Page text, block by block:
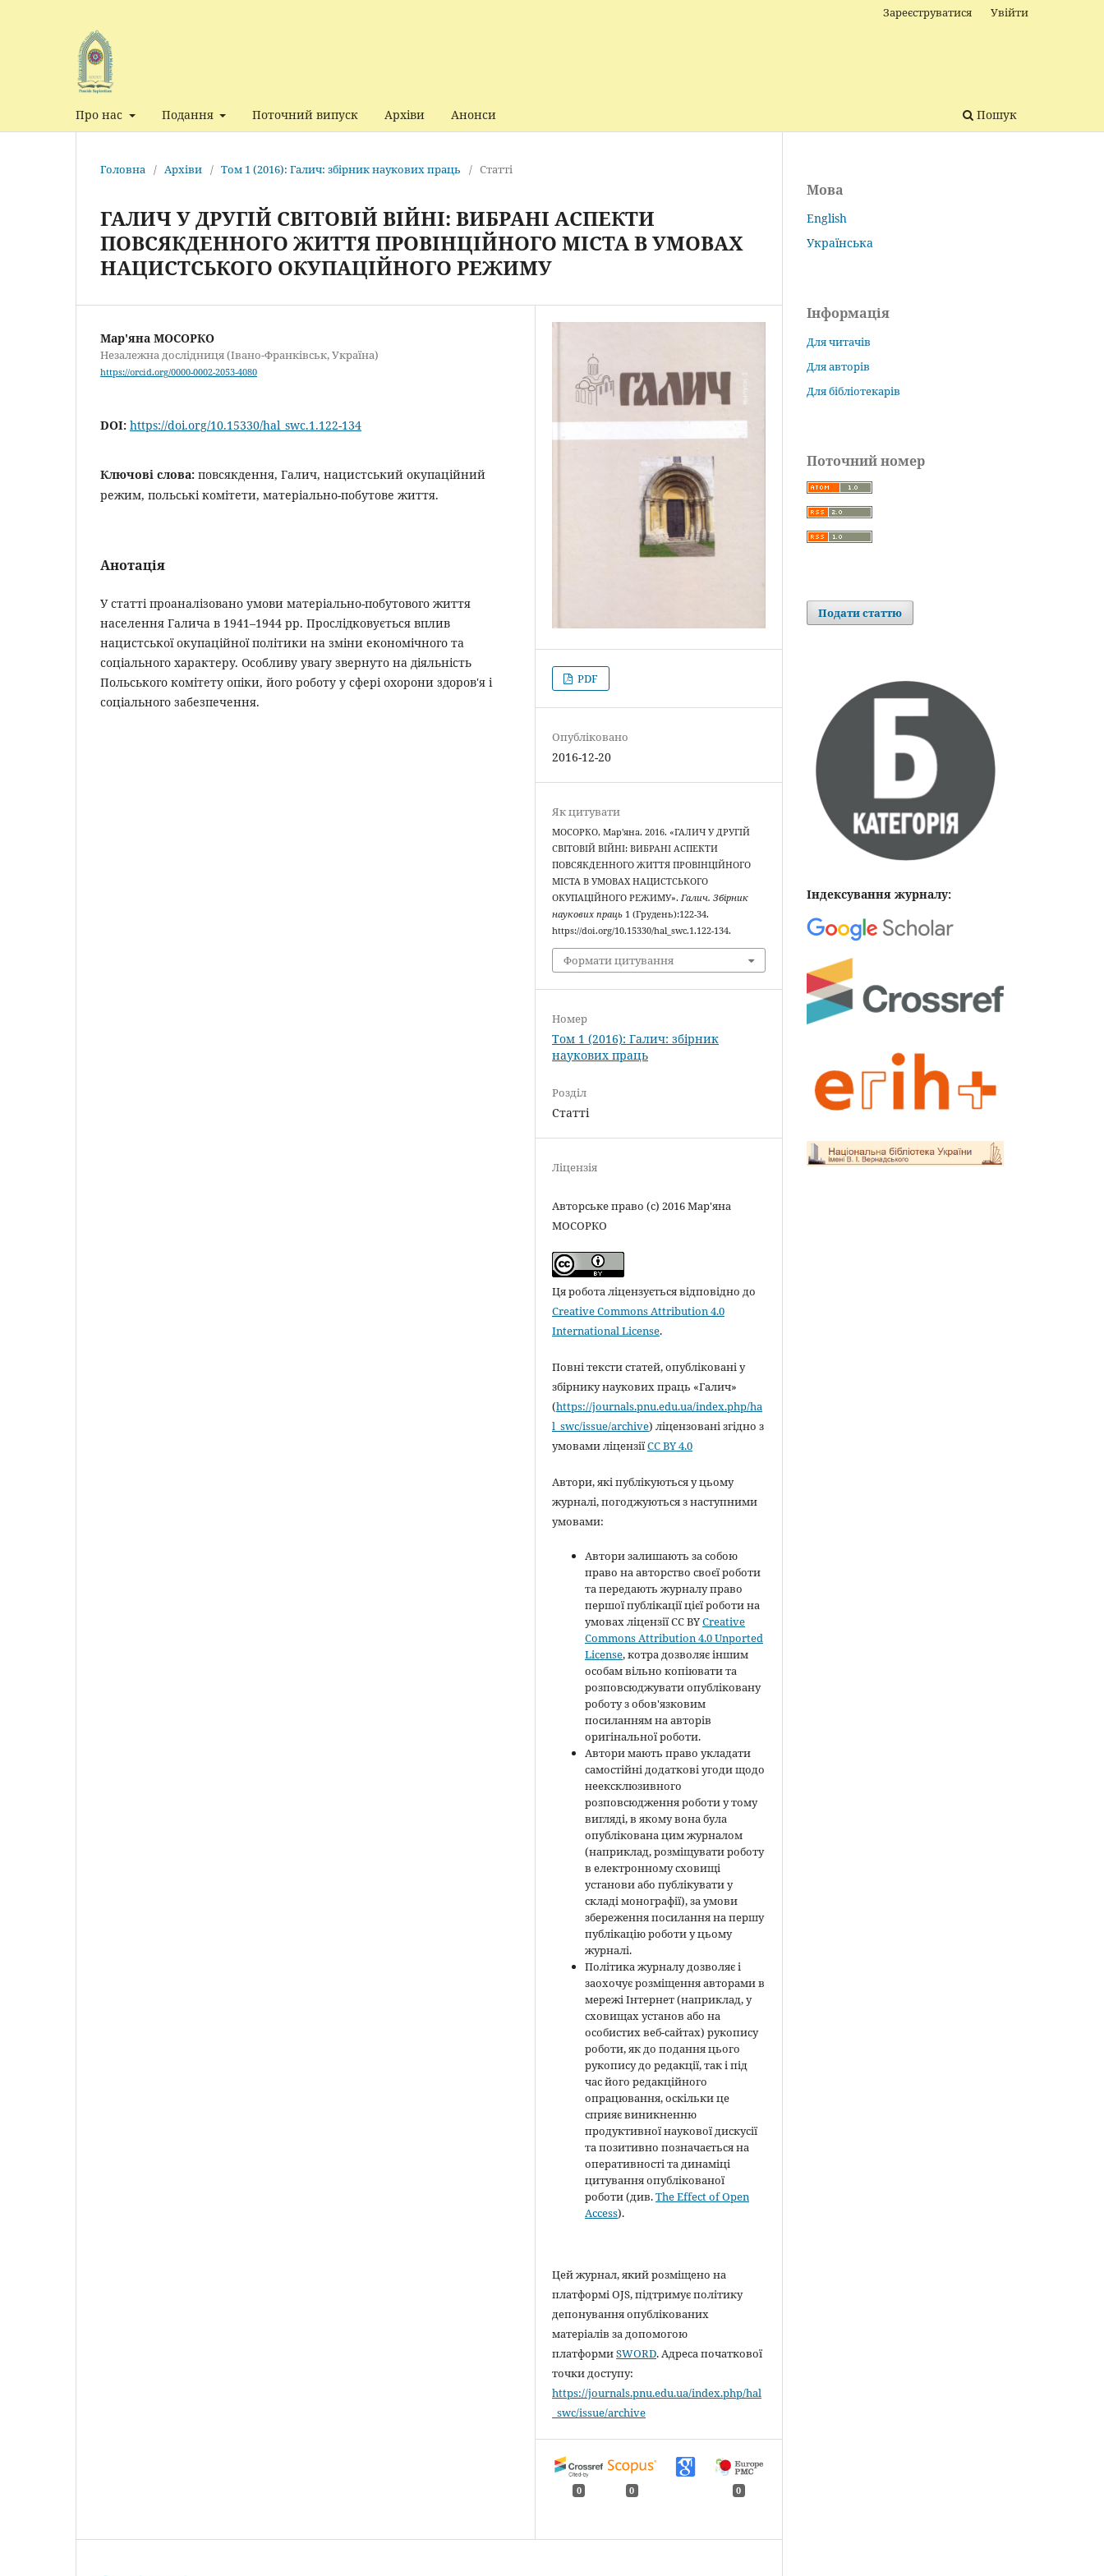
Про нас Подання Поточний випуск Архіви Анонси Пошук
Зареєструватися Увійти
Головна / Архіви / Том 1 (2016): Галич: збірник наукових праць / Статті
ГАЛИЧ У ДРУГІЙ СВІТОВІЙ ВІЙНІ: ВИБРАНІ АСПЕКТИ
ПОВСЯКДЕННОГО ЖИТТЯ ПРОВІНЦІЙНОГО МІСТА В УМОВАХ
НАЦИСТСЬКОГО ОКУПАЦІЙНОГО РЕЖИМУ
Мар'яна МОСОРКО
Незалежна дослідниця (Івано-Франківськ, Україна)
https://orcid.org/0000-0002-2053-4080
DOI: https://doi.org/10.15330/hal_swc.1.122-134
Ключові слова: повсякдення, Галич, нацистський окупаційний
режим, польські комітети, матеріально-побутове життя.
Анотація
У статті проаналізовано умови матеріально-побутового життя
населення Галича в 1941–1944 рр. Прослідковується вплив
нацистської окупаційної політики на зміни економічного та
соціального характеру. Особливу увагу звернуто на діяльність
Польського комітету опіки, його роботу у сфері охорони здоров'я і
соціального забезпечення.
PDF
Опубліковано
2016-12-20
Як цитувати
МОСОРКО, Мар'яна. 2016. «ГАЛИЧ У ДРУГІЙ
СВІТОВІЙ ВІЙНІ: ВИБРАНІ АСПЕКТИ
ПОВСЯКДЕННОГО ЖИТТЯ ПРОВІНЦІЙНОГО
МІСТА В УМОВАХ НАЦИСТСЬКОГО
ОКУПАЦІЙНОГО РЕЖИМУ».Галич. Збірник
наукових праць 1 (Грудень):122-34.
https://doi.org/10.15330/hal_swc.1.122-134.
Формати цитування
Номер
Том 1 (2016): Галич: збірник
наукових праць
Розділ
Статті
Ліцензія
Авторське право (c) 2016 Мар'яна
МОСОРКО
Ця робота ліцензується відповідно до
Creative Commons Attribution 4.0
International License.
Повні тексти статей, опубліковані у
збірнику наукових праць «Галич»
(https://journals.pnu.edu.ua/index.php/ha
l_swc/issue/archive) ліцензовані згідно з
умовами ліцензіїCC BY 4.0
Автори, які публікуються у цьому
журналі, погоджуються з наступними
умовами:
Автори залишають за собою
право на авторство своєї роботи
та передають журналу право
першої публікації цієї роботи на
умовах ліцензії CC BYCreative
Commons Attribution 4.0 Unported
License, котра дозволяє іншим
особам вільно копіювати та
розповсюджувати опубліковану
роботу з обов'язковим
посиланням на авторів
оригінальної роботи.
Автори мають право укладати
самостійні додаткові угоди щодо
неексклюзивного
розповсюдження роботи у тому
вигляді, в якому вона була
опублікована цим журналом
(наприклад, розміщувати роботу
в електронному сховищі
установи або публікувати у
складі монографії), за умови
збереження посилання на першу
публікацію роботи у цьому
журналі.
Політика журналу дозволяє і
заохочує розміщення авторами в
мережі Інтернет (наприклад, у
сховищах установ або на
особистих веб-сайтах) рукопису
роботи, як до подання цього
рукопису до редакції, так і під
час його редакційного
опрацювання, оскільки це
сприяє виникненню
продуктивної наукової дискусії
та позитивно позначається на
оперативності та динаміці
цитування опублікованої
роботи (див.The Effect of Open
Access).
Цей журнал, який розміщено на
платформі OJS, підтримує політику
депонування опублікованих
матеріалів за допомогою
платформиSWORD. Адреса початкової
точки доступу:
https://journals.pnu.edu.ua/index.php/hal
_swc/issue/archive
0 0 0
Мова
English
Українська
Інформація
Для читачів
Для авторів
Для бібліотекарів
Поточний номер
Подати статтю
Індексування журналу: